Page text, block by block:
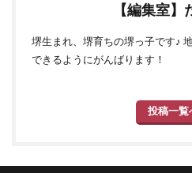
【編集室】
堺生まれ、堺育ちの堺っ子です♪
できるようにがんばります！
投稿一覧